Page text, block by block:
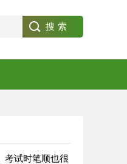
考试时笔顺也很